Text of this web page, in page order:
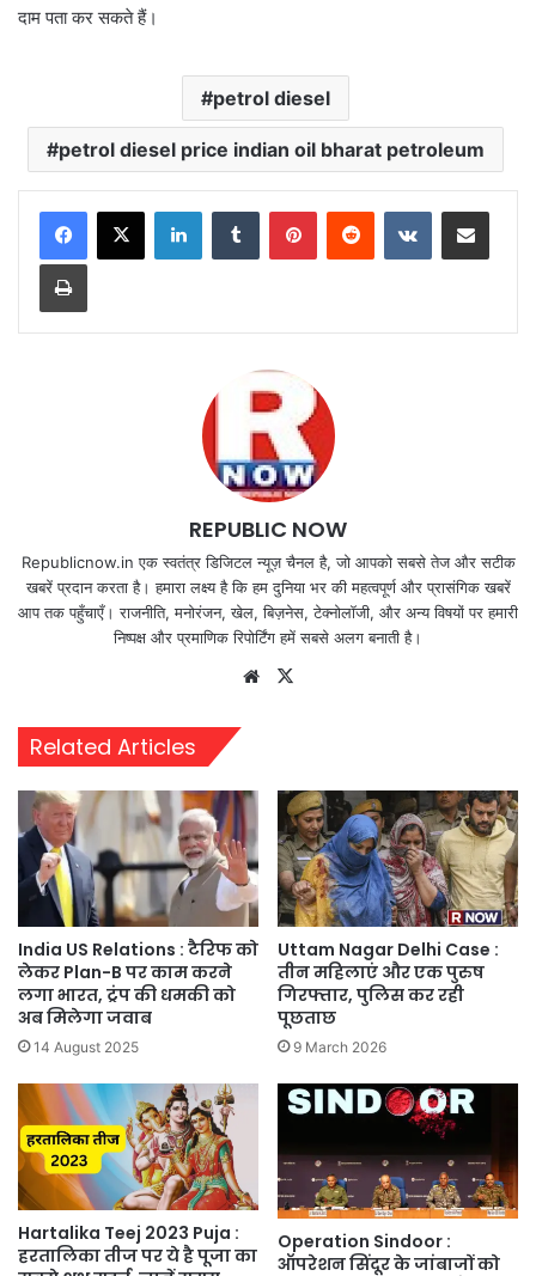
दाम पता कर सकते हैं।
petrol diesel
petrol diesel price indian oil bharat petroleum
LinkedInTumblr PinterestReddit VKontakteShare via Email
Print
REPUBLIC NOW
Republicnow.in एक स्वतंत्र डिजिटल न्यूज़ चैनल है, जो आपको सबसे तेज और सटीक
खबरें प्रदान करता है। हमारा लक्ष्य है कि हम दुनिया भर की महत्वपूर्ण और प्रासंगिक खबरें
आप तक पहुँचाएँ। राजनीति, मनोरंजन, खेल, बिज़नेस, टेक्नोलॉजी, और अन्य विषयों पर हमारी
निष्पक्ष और प्रमाणिक रिपोर्टिंग हमें सबसे अलग बनाती है।
Website
Related Articles
India US Relations : टैरिफ को
लेकर Plan-B पर काम करने
लगा भारत, ट्रंप की धमकी को
अब मिलेगा जवाब
14 August 2025
Uttam Nagar Delhi Case :
तीन महिलाएं और एक पुरुष
गिरफ्तार, पुलिस कर रही
पूछताछ
9 March 2026
Hartalika Teej 2023 Puja :
हरतालिका तीज पर ये है पूजा का
Operation Sindoor :
ऑपरेशन सिंदूर के जांबाजों को